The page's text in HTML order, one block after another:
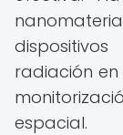
radiación
espacial.